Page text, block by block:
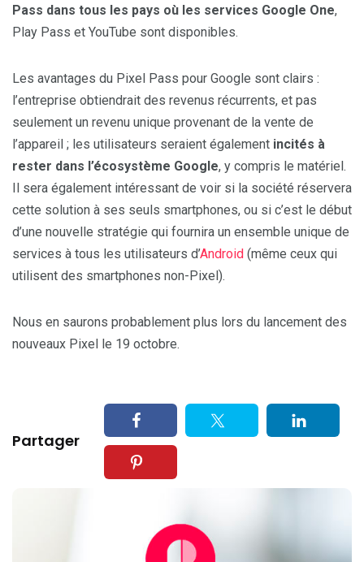
Pass dans tous les pays où les services Google One,
Play Pass et YouTube sont disponibles.
Les avantages du Pixel Pass pour Google sont clairs :
l’entreprise obtiendrait des revenus récurrents, et pas
seulement un revenu unique provenant de la vente de
l’appareil ; les utilisateurs seraient également incités à
rester dans l’écosystème Google, y compris le matériel.
Il sera également intéressant de voir si la société réservera
cette solution à ses seuls smartphones, ou si c’est le début
d’une nouvelle stratégie qui fournira un ensemble unique de
services à tous les utilisateurs d’Android (même ceux qui
utilisent des smartphones non-Pixel).
Nous en saurons probablement plus lors du lancement des
nouveaux Pixel le 19 octobre.
Partager